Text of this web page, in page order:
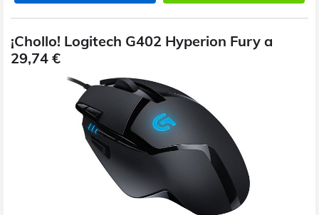
¡Chollo! Logitech G402 Hyperion Fury a
29,74 €